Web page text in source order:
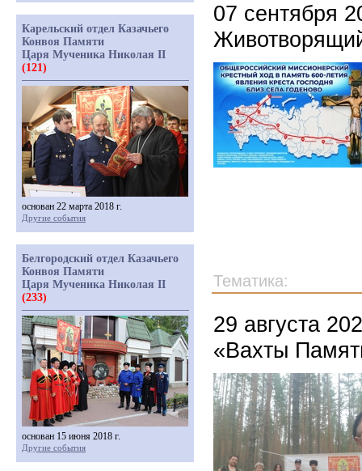
07 сентября
Тематика:
29 августа
«Вахты
Карельский отдел Казачьего
Конвоя Памяти
Царя Мученика Николая II
(121)
основан 22 марта 2018 г.
Другие события
Белгородский отдел Казачьего
Конвоя Памяти
Царя Мученика Николая II
(233)
основан 15 июня 2018 г.
Другие события